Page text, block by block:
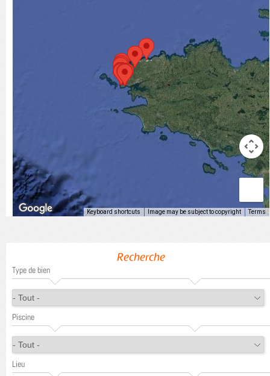
Recherche
Type de bien
Piscine
Lieu
Keyboard shortcuts Image may be subject to copyright Terms